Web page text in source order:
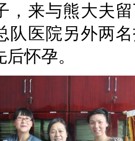
，来与熊大夫
队医院另外两
怀孕。